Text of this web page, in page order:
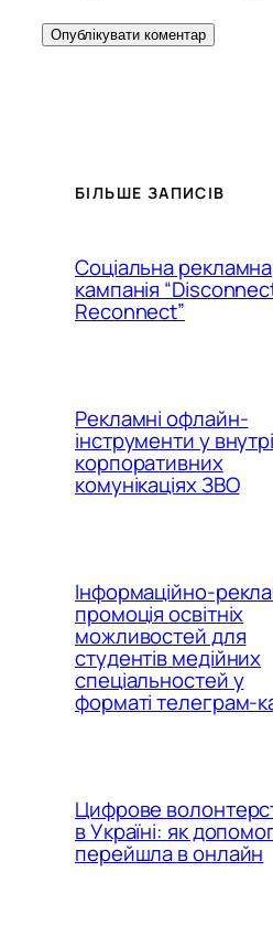
БІЛЬШЕ ЗАПИСІВ
Соціальна рекламна
кампанія
Reconnect”
Рекламні офлайн-
інструменти у
корпоративних
комунікаціях ЗВО
Інформаційно-
промоція освітніх
можливостей для
студентів медійних
спеціальностей у
форматі телеграм-
Цифрове
в Україні: як
перейшла в онлайн